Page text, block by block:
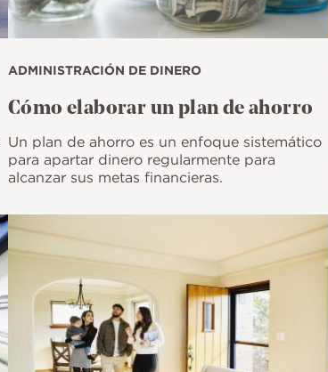
ADMINISTRACIÓN DE DINERO
Cómo elaborar un plan de ahorro
Un plan de ahorro es un enfoque sistemático
para apartar dinero regularmente para
alcanzar sus metas financieras.
Imagen